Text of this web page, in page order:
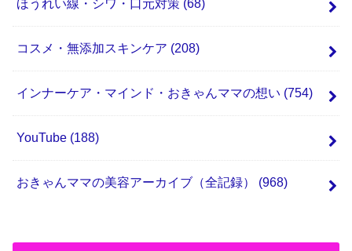
ほうれい線・シワ・口元対策 (68)
コスメ・無添加スキンケア (208)
インナーケア・マインド・おきゃんママの想い (754)
YouTube (188)
おきゃんママの美容アーカイブ（全記録） (968)